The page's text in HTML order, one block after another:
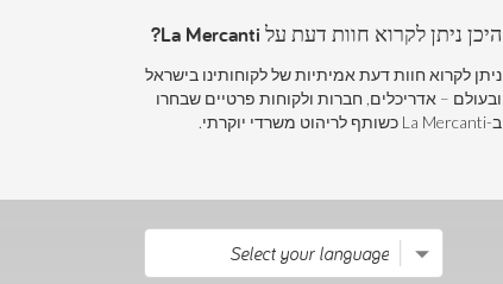
היכן ניתן לקרוא חוות דעת על La Mercanti?
ניתן לקרוא חוות דעת אמיתיות של לקוחותינו בישראל
ובעולם – אדריכלים, חברות ולקוחות פרטיים שבחרו
ב-La Mercanti כשותף לריהוט משרדי יוקרתי.